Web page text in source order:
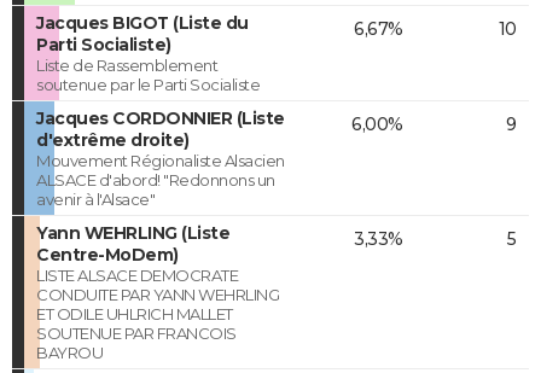
Jacques BIGOT (Liste du
Parti Socialiste)
Liste de Rassemblement
soutenue par le Parti Socialiste
6,67% 10
Jacques CORDONNIER (Liste
d'extrême droite)
Mouvement Régionaliste Alsacien
ALSACE d'abord! "Redonnons un
avenir à l'Alsace"
6,00% 9
Yann WEHRLING (Liste
Centre-MoDem)
LISTE ALSACE DEMOCRATE
CONDUITE PAR YANN WEHRLING
ET ODILE UHLRICH MALLET
SOUTENUE PAR FRANCOIS
BAYROU
3,33% 5